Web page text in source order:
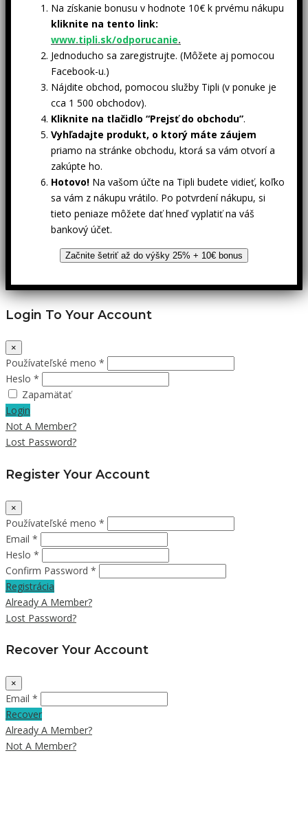
Na získanie bonusu v hodnote 10€ k prvému nákupu
kliknite na tento link:
www.tipli.sk/odporucanie.
Jednoducho sa zaregistrujte. (Môžete aj pomocou
Facebook-u.)
Nájdite obchod, pomocou služby Tipli (v ponuke je
cca 1 500 obchodov).
Kliknite na tlačidlo “Prejsť do obchodu”.
Vyhľadajte produkt, o ktorý máte záujem
priamo na stránke obchodu, ktorá sa vám otvorí a
zakúpte ho.
Hotovo! Na vašom účte na Tipli budete vidieť, koľko
sa vám z nákupu vrátilo. Po potvrdení nákupu, si
tieto peniaze môžete dať hneď vyplatiť na váš
bankový účet.
Začnite šetriť až do výšky 25% + 10€ bonus
Login To Your Account
×
Používateľské meno *
Heslo *
Zapamätať
Login
Not A Member?
Lost Password?
Register Your Account
×
Používateľské meno *
Email *
Heslo *
Confirm Password *
Registrácia
Already A Member?
Lost Password?
Recover Your Account
×
Email *
Recover
Already A Member?
Not A Member?